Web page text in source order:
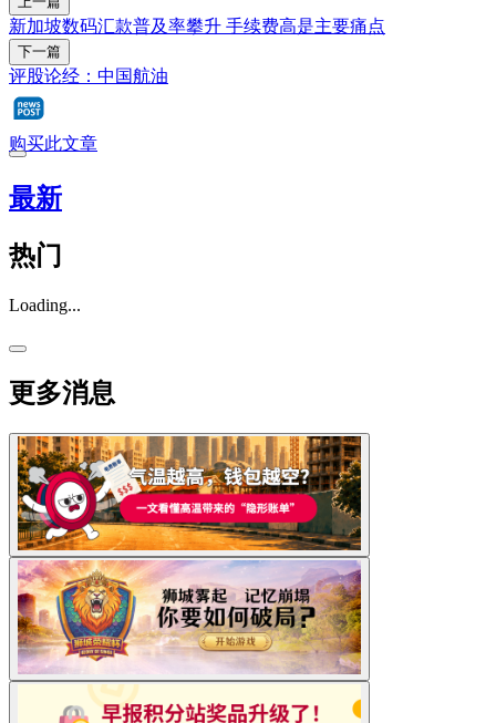
新加坡数码汇款普及率攀升 手续费高是主要痛点
下一篇
评股论经：中国航油
购买此文章
最新
热门
Loading...
更多消息